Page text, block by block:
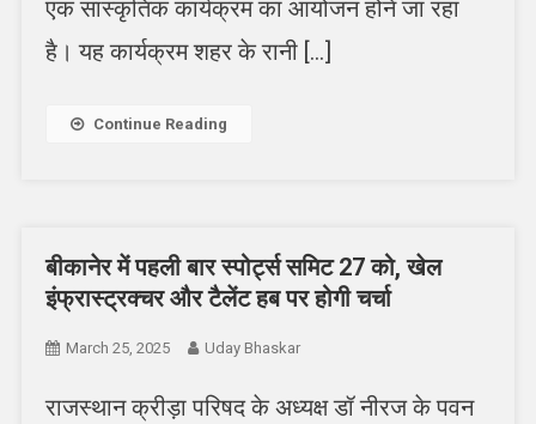
एक सांस्कृतिक कार्यक्रम का आयोजन होने जा रहा
है। यह कार्यक्रम शहर के रानी […]
Continue Reading
बीकानेर में पहली बार स्पोर्ट्स समिट 27 को, खेल
इंफ्रास्ट्रक्चर और टैलेंट हब पर होगी चर्चा
March 25, 2025 Uday Bhaskar
राजस्थान क्रीड़ा परिषद के अध्यक्ष डॉ नीरज के पवन